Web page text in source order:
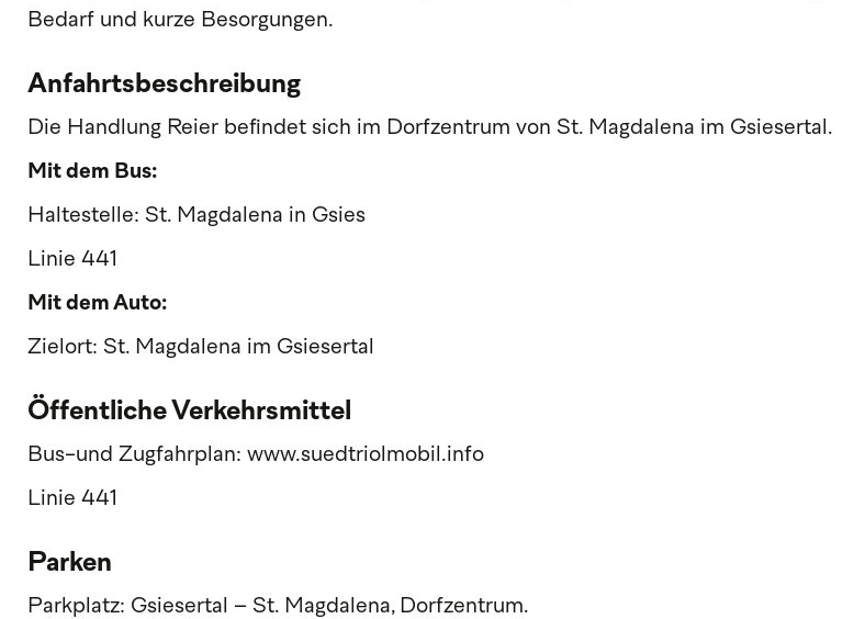
Bedarf und kurze Besorgungen.
Anfahrtsbeschreibung
Die Handlung Reier befindet sich im Dorfzentrum von St. Magdalena im Gsiesertal.
Mit dem Bus:
Haltestelle: St. Magdalena in Gsies
Linie 441
Mit dem Auto:
Zielort: St. Magdalena im Gsiesertal
Öffentliche Verkehrsmittel
Bus-und Zugfahrplan: www.suedtriolmobil.info
Linie 441
Parken
Parkplatz: Gsiesertal – St. Magdalena, Dorfzentrum.